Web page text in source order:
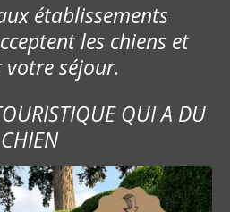
établissements
les chiens et
séjour.
QUI A DU
CHIEN